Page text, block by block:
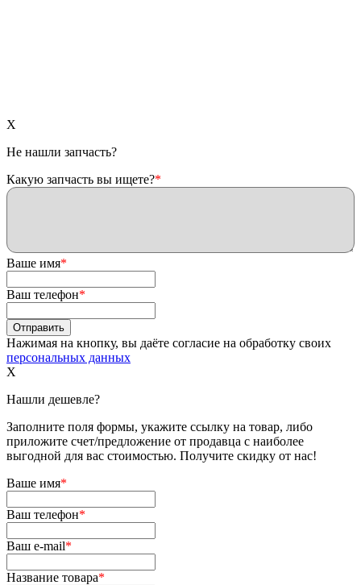
X
Не нашли запчасть?
Какую запчасть вы ищете?*
Ваше имя*
Ваш телефон*
Нажимая на кнопку, вы даёте согласие на обработку своих
персональных данных
X
Нашли дешевле?
Заполните поля формы, укажите ссылку на товар, либо
приложите счет/предложение от продавца с наиболее
выгодной для вас стоимостью. Получите скидку от нас!
Ваше имя*
Ваш телефон*
Ваш e-mail*
Название товара*